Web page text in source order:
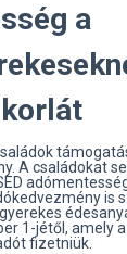
a
A családokat
is
1-jétől, amely
fizetniük.